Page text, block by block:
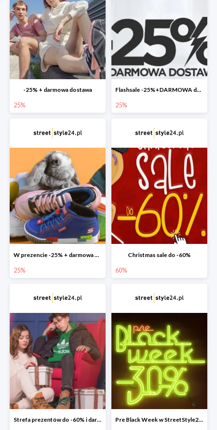
-25% + darmowa dostawa
25%
Flashsale -25%+DARMOWA dostawa
25%
W prezencie -25% + darmowa dostawa
25%
Christmas sale do -60%
60%
Strefa prezentów do -60% i darmowa dostawa Pre Black Week w StreetStyle24 -30%